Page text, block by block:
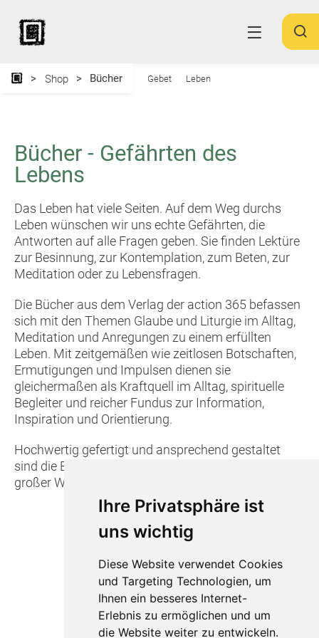
Ihre Privatsphäre ist
uns wichtig
Diese Website verwendet Cookies
und Targeting Technologien, um
Ihnen ein besseres Internet-
Erlebnis zu ermöglichen und um
die Website weiter zu entwickeln.
Shop Bücher Gebet Leben
Bücher - Gefährten des
Lebens
Das Leben hat viele Seiten. Auf dem Weg durchs
Leben wünschen wir uns echte Gefährten, die
Antworten auf alle Fragen geben. Sie finden Lektüre
zur Besinnung, zur Kontemplation, zum Beten, zur
Meditation oder zu Lebensfragen.
Die Bücher aus dem Verlag der action 365 befassen
sich mit den Themen Glaube und Liturgie im Alltag,
Meditation und Anregungen zu einem erfüllten
Leben. Mit zeitgemäßen wie zeitlosen Botschaften,
Ermutigungen und Impulsen dienen sie
gleichermaßen als Kraftquell im Alltag, spirituelle
Begleiter und reicher Fundus zur Information,
Inspiration und Orientierung.
Hochwertig gefertigt und ansprechend gestaltet
sind die Bücher der action 365 kleine Geschenke mit
großer Wirkung - für sich selbst und andere.